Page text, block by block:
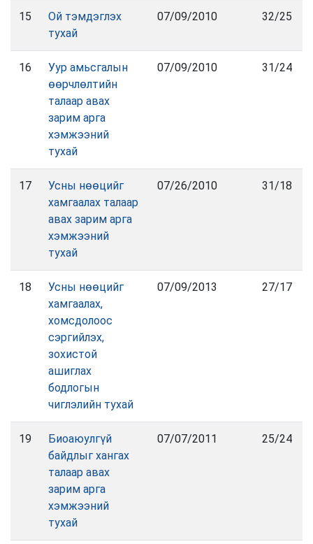
15
Ой тэмдэглэх
тухай
07/09/2010 32/25
16
Уур амьсгалын
өөрчлөлтийн
талаар авах
зарим арга
хэмжээний
тухай
07/09/2010 31/24
17
Усны нөөцийг
хамгаалах талаар
авах зарим арга
хэмжээний
тухай
07/26/2010 31/18
18
Усны нөөцийг
хамгаалах,
хомсдолоос
сэргийлэх,
зохистой
ашиглах
бодлогын
чиглэлийн тухай
07/09/2013 27/17
19
Биоаюулгүй
байдлыг хангах
талаар авах
зарим арга
хэмжээний
тухай
07/07/2011 25/24